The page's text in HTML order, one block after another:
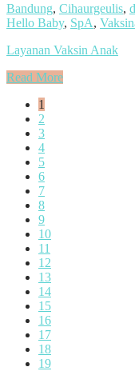
Bandung, Cihaurgeulis,
Hello Baby, SpA,
Layanan Vaksin Anak
Read More
1
2
3
4
5
6
7
8
9
10
11
12
13
14
15
16
17
18
19